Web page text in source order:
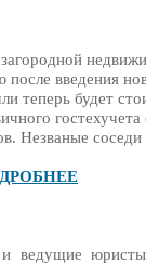
после введения
теперь будет
гостехучета
Незваные
ведущие